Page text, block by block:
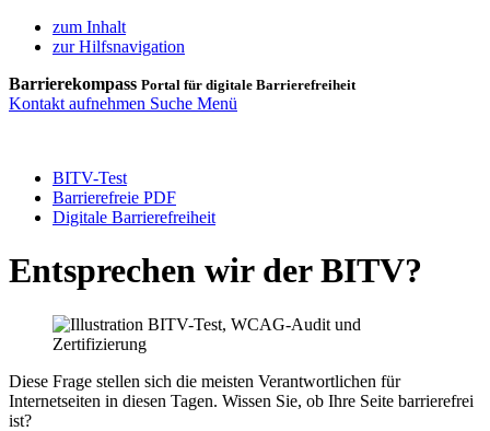
zum Inhalt
zur Hilfsnavigation
Barrierekompass Portal für digitale Barrierefreiheit
Kontakt aufnehmen Suche Menü
BITV-Test
Barrierefreie PDF
Digitale Barrierefreiheit
Entsprechen wir der BITV?
Diese Frage stellen sich die meisten Verantwortlichen für
Internetseiten in diesen Tagen. Wissen Sie, ob Ihre Seite barrierefrei
ist?